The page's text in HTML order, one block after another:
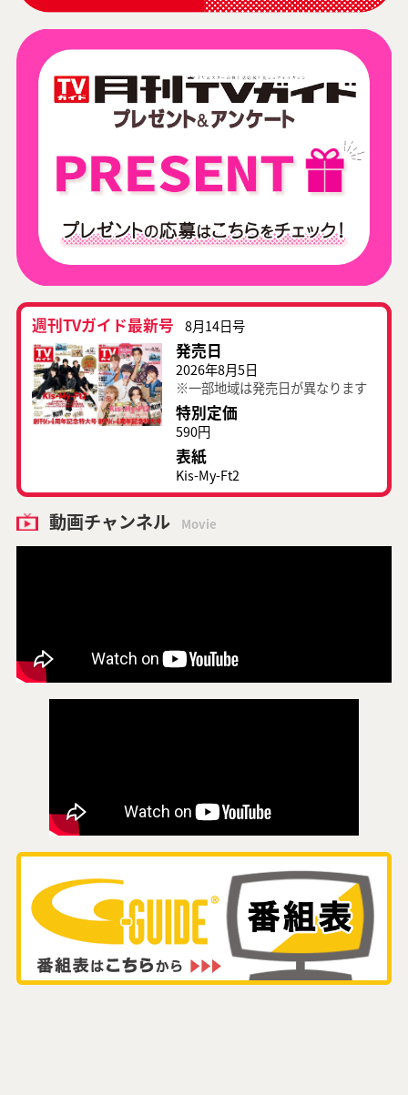
週刊TVガイド最新号 8月14日号
発売日
2026年8月5日
※一部地域は発売日が異なります
特別定価
590円
表紙
Kis-My-Ft2
動画チャンネル Movie